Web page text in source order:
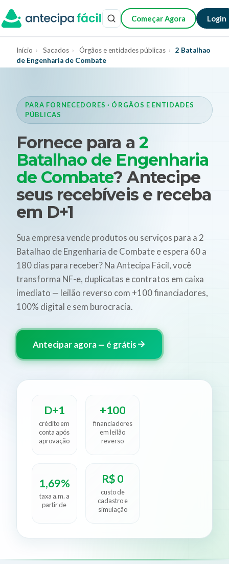
Começar Agora Login
Início › Sacados › Órgãos e entidades públicas ›
2 Batalhao
de Engenharia de Combate
PARA FORNECEDORES · ÓRGÃOS E ENTIDADES
PÚBLICAS
Fornece para a 2
Batalhao de Engenharia
de Combate? Antecipe
seus recebíveis e receba
em D+1
Sua empresa vende produtos ou serviços para a 2
Batalhao de Engenharia de Combate e espera 60 a
180 dias para receber? Na Antecipa Fácil, você
transforma NF-e, duplicatas e contratos em caixa
imediato — leilão reverso com +100 financiadores,
100% digital e sem burocracia.
Antecipar agora — é grátis
D+1
crédito em
conta após
aprovação
+100
financiadores
em leilão
reverso
1,69%
taxa a.m. a
partir de
R$ 0
custo de
cadastro e
simulação